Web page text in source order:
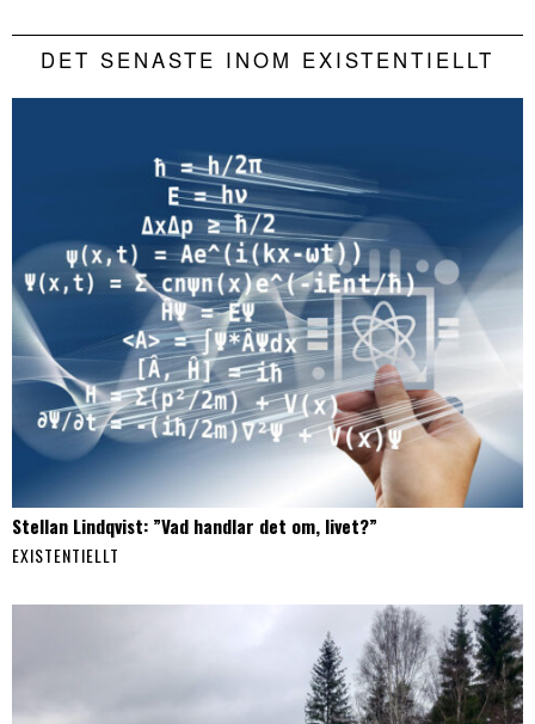
DET SENASTE INOM EXISTENTIELLT
Stellan Lindqvist: ”Vad handlar det om, livet?”
EXISTENTIELLT